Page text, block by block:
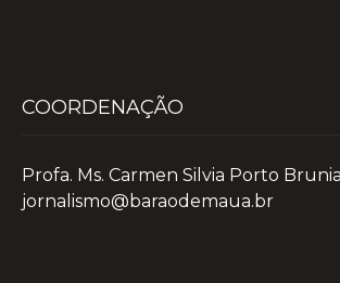
COORDENAÇÃO
Profa. Ms. Carmen Silvia Porto
jornalismo@baraodemaua.br